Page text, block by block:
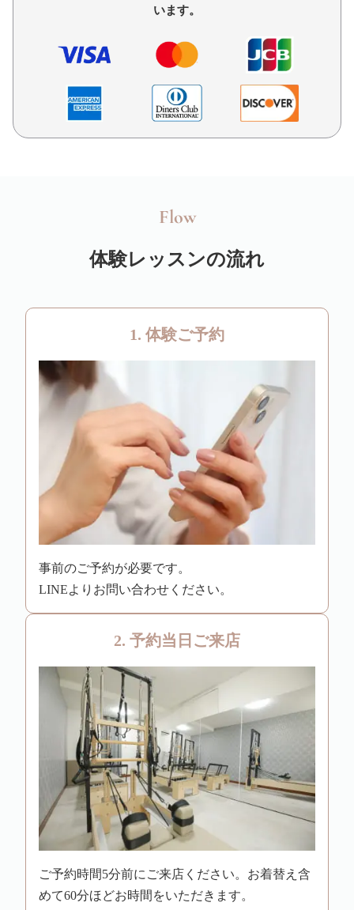
います。
Flow
体験レッスンの流れ
1. 体験ご予約
事前のご予約が必要です。
LINEよりお問い合わせください。
2. 予約当日ご来店
ご予約時間5分前にご来店ください。お着替え含
めて60分ほどお時間をいただきます。